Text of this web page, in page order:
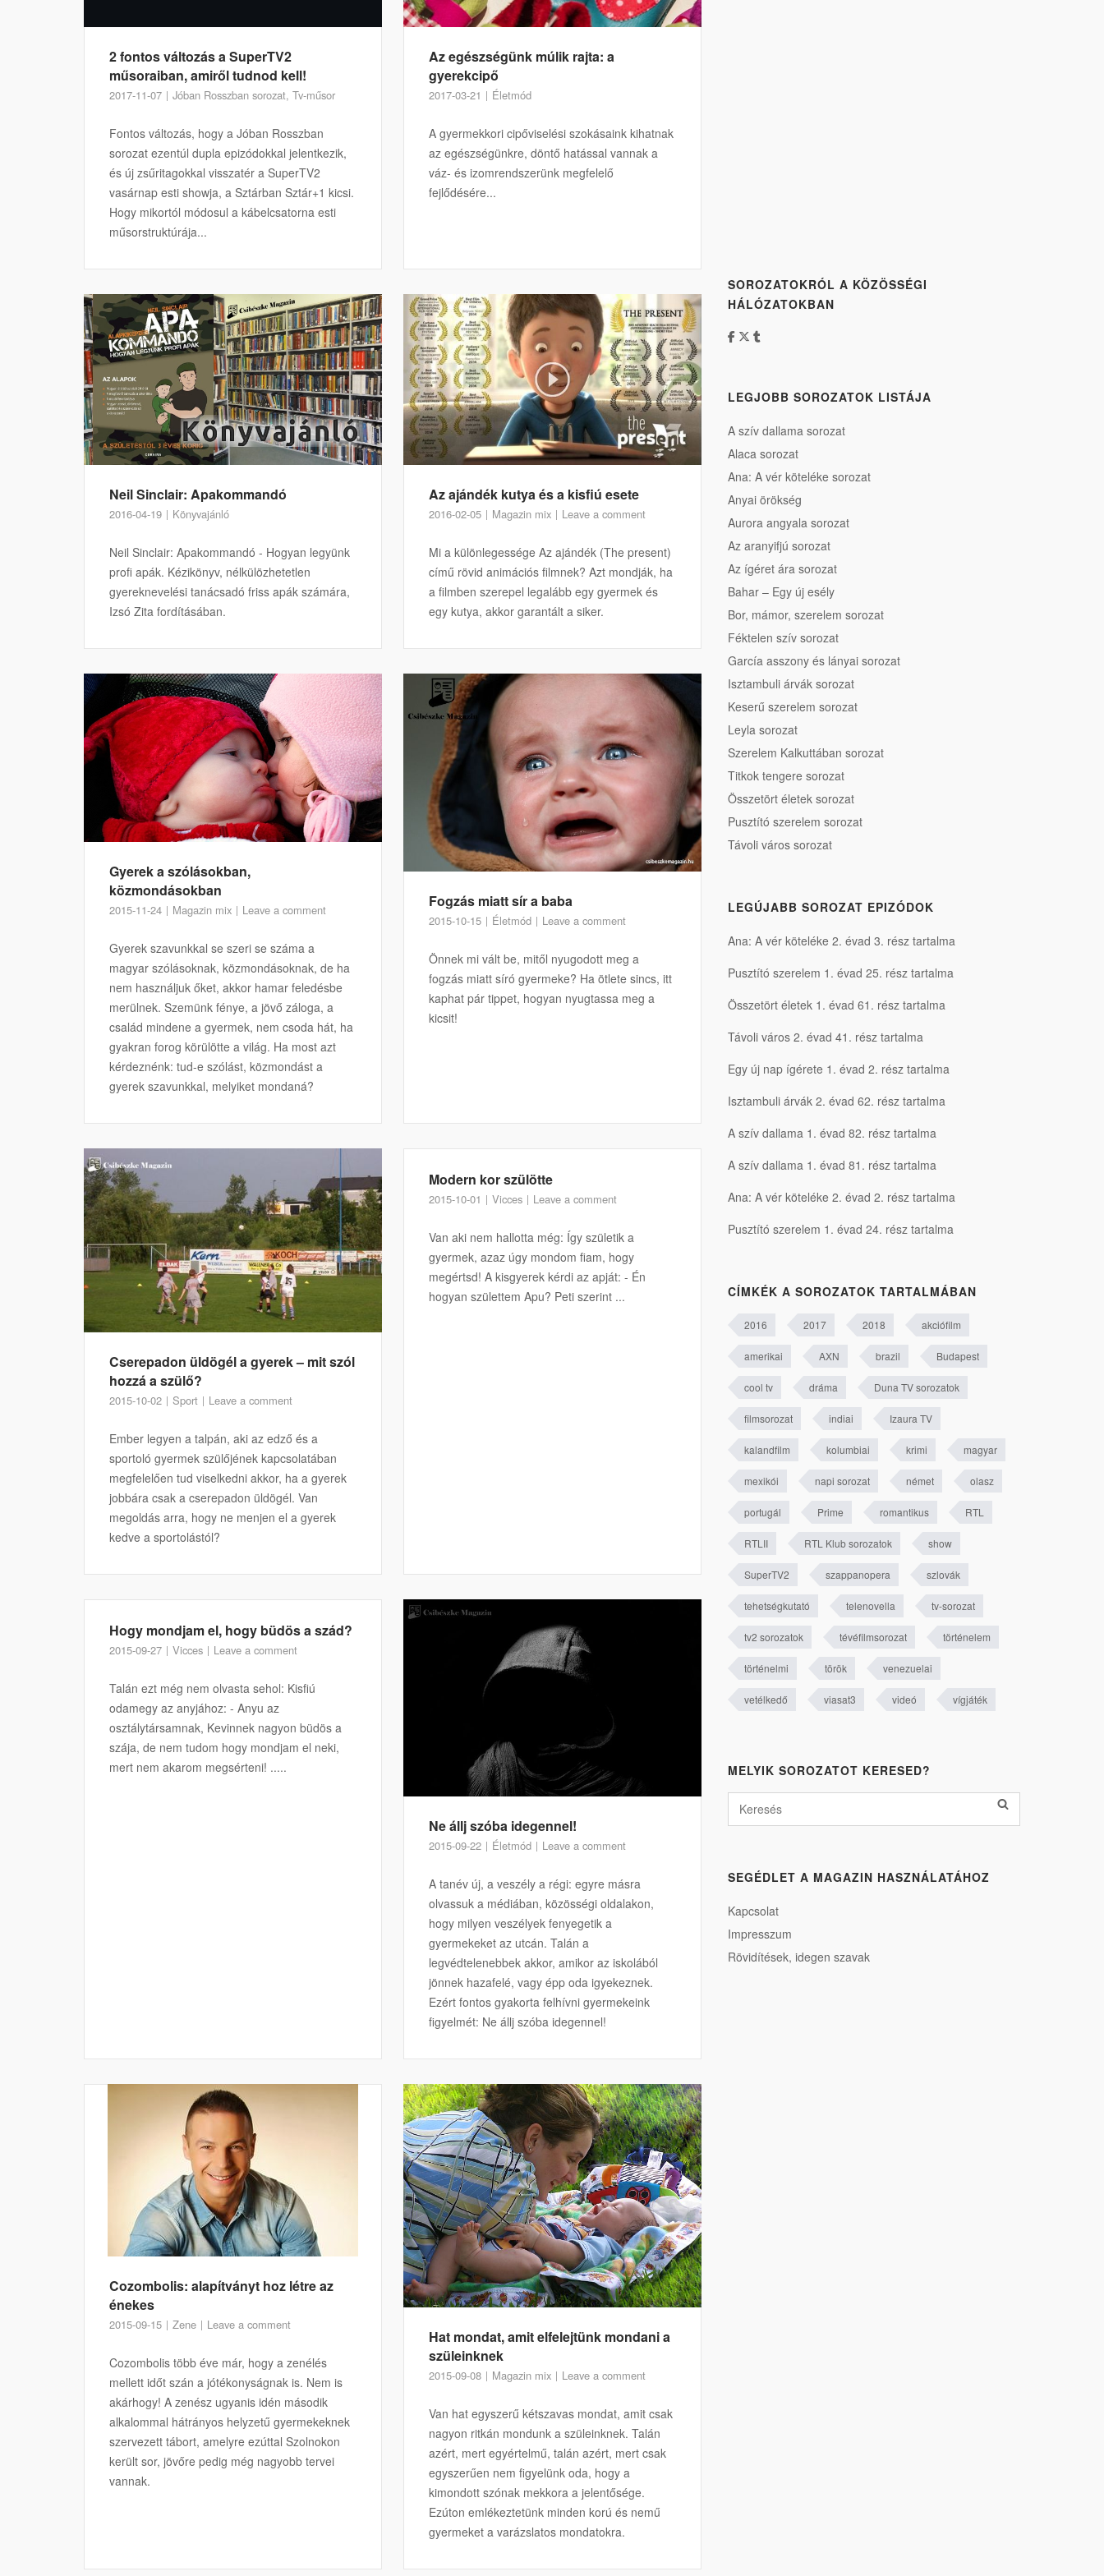
2 fontos változás a SuperTV2
műsoraiban, amiről tudnod kell!
2017-11-07 Jóban Rosszban sorozat, Tv-műsor
Fontos változás, hogy a Jóban Rosszban
sorozat ezentúl dupla epizódokkal jelentkezik,
és új zsűritagokkal visszatér a SuperTV2
vasárnap esti showja, a Sztárban Sztár+1 kicsi.
Hogy mikortól módosul a kábelcsatorna esti
műsorstruktúrája...
Az egészségünk múlik rajta: a
gyerekcipő
2017-03-21 Életmód
A gyermekkori cipőviselési szokásaink kihatnak
az egészségünkre, döntő hatással vannak a
váz- és izomrendszerünk megfelelő
fejlődésére...
Neil Sinclair: Apakommandó
2016-04-19 Könyvajánló
Neil Sinclair: Apakommandó - Hogyan legyünk
profi apák. Kézikönyv, nélkülözhetetlen
gyereknevelési tanácsadó friss apák számára,
Izsó Zita fordításában.
Az ajándék kutya és a kisfiú esete
2016-02-05 Magazin mix Leave a comment
Mi a különlegessége Az ajándék (The present)
című rövid animációs filmnek? Azt mondják, ha
a filmben szerepel legalább egy gyermek és
egy kutya, akkor garantált a siker.
Gyerek a szólásokban,
közmondásokban
2015-11-24 Magazin mix Leave a comment
Gyerek szavunkkal se szeri se száma a
magyar szólásoknak, közmondásoknak, de ha
nem használjuk őket, akkor hamar feledésbe
merülnek. Szemünk fénye, a jövő záloga, a
család mindene a gyermek, nem csoda hát, ha
gyakran forog körülötte a világ. Ha most azt
kérdeznénk: tud-e szólást, közmondást a
gyerek szavunkkal, melyiket mondaná?
Fogzás miatt sír a baba
2015-10-15 Életmód Leave a comment
Önnek mi vált be, mitől nyugodott meg a
fogzás miatt síró gyermeke? Ha ötlete sincs, itt
kaphat pár tippet, hogyan nyugtassa meg a
kicsit!
Cserepadon üldögél a gyerek – mit szól
hozzá a szülő?
2015-10-02 Sport Leave a comment
Ember legyen a talpán, aki az edző és a
sportoló gyermek szülőjének kapcsolatában
megfelelően tud viselkedni akkor, ha a gyerek
jobbára csak a cserepadon üldögél. Van
megoldás arra, hogy ne menjen el a gyerek
kedve a sportolástól?
Modern kor szülötte
2015-10-01 Vicces Leave a comment
Van aki nem hallotta még: Így születik a
gyermek, azaz úgy mondom fiam, hogy
megértsd! A kisgyerek kérdi az apját: - Én
hogyan születtem Apu? Peti szerint ...
Hogy mondjam el, hogy büdös a szád?
2015-09-27 Vicces Leave a comment
Talán ezt még nem olvasta sehol: Kisfiú
odamegy az anyjához: - Anyu az
osztálytársamnak, Kevinnek nagyon büdös a
szája, de nem tudom hogy mondjam el neki,
mert nem akarom megsérteni! .....
Ne állj szóba idegennel!
2015-09-22 Életmód Leave a comment
A tanév új, a veszély a régi: egyre másra
olvassuk a médiában, közösségi oldalakon,
hogy milyen veszélyek fenyegetik a
gyermekeket az utcán. Talán a
legvédtelenebbek akkor, amikor az iskolából
jönnek hazafelé, vagy épp oda igyekeznek.
Ezért fontos gyakorta felhívni gyermekeink
figyelmét: Ne állj szóba idegennel!
Cozombolis: alapítványt hoz létre az
énekes
2015-09-15 Zene Leave a comment
Cozombolis több éve már, hogy a zenélés
mellett időt szán a jótékonyságnak is. Nem is
akárhogy! A zenész ugyanis idén második
alkalommal hátrányos helyzetű gyermekeknek
szervezett tábort, amelyre ezúttal Szolnokon
került sor, jövőre pedig még nagyobb tervei
vannak.
Hat mondat, amit elfelejtünk mondani a
szüleinknek
2015-09-08 Magazin mix Leave a comment
Van hat egyszerű kétszavas mondat, amit csak
nagyon ritkán mondunk a szüleinknek. Talán
azért, mert egyértelmű, talán azért, mert csak
egyszerűen nem figyelünk oda, hogy a
kimondott szónak mekkora a jelentősége.
Ezúton emlékeztetünk minden korú és nemű
gyermeket a varázslatos mondatokra.
SOROZATOKRÓL A KÖZÖSSÉGI
HÁLÓZATOKBAN
LEGJOBB SOROZATOK LISTÁJA
A szív dallama sorozat
Alaca sorozat
Ana: A vér köteléke sorozat
Anyai örökség
Aurora angyala sorozat
Az aranyifjú sorozat
Az ígéret ára sorozat
Bahar – Egy új esély
Bor, mámor, szerelem sorozat
Féktelen szív sorozat
García asszony és lányai sorozat
Isztambuli árvák sorozat
Keserű szerelem sorozat
Leyla sorozat
Szerelem Kalkuttában sorozat
Titkok tengere sorozat
Összetört életek sorozat
Pusztító szerelem sorozat
Távoli város sorozat
LEGÚJABB SOROZAT EPIZÓDOK
Ana: A vér köteléke 2. évad 3. rész tartalma
Pusztító szerelem 1. évad 25. rész tartalma
Összetört életek 1. évad 61. rész tartalma
Távoli város 2. évad 41. rész tartalma
Egy új nap ígérete 1. évad 2. rész tartalma
Isztambuli árvák 2. évad 62. rész tartalma
A szív dallama 1. évad 82. rész tartalma
A szív dallama 1. évad 81. rész tartalma
Ana: A vér köteléke 2. évad 2. rész tartalma
Pusztító szerelem 1. évad 24. rész tartalma
CÍMKÉK A SOROZATOK TARTALMÁBAN
2016 2017 2018 akciófilm
amerikai AXN brazil Budapest
cool tv dráma Duna TV sorozatok
filmsorozat indiai Izaura TV
kalandfilm kolumbiai krimi magyar
mexikói napi sorozat német olasz
portugál Prime romantikus RTL
RTLII RTL Klub sorozatok show
SuperTV2 szappanopera szlovák
tehetségkutató telenovella tv-sorozat
tv2 sorozatok tévéfilmsorozat történelem
történelmi török venezuelai
vetélkedő viasat3 videó vígjáték
MELYIK SOROZATOT KERESED?
SEGÉDLET A MAGAZIN HASZNÁLATÁHOZ
Kapcsolat
Impresszum
Rövidítések, idegen szavak